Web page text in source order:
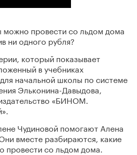
можно провести со льдом дома
ни одного рубля?
который показывает
в учебниках
начальной школы по системе
Эльконина-Давыдова,
«БИНОМ.
Чудиновой помогают Алена
вместе разбираются, какие
провести со льдом дома.